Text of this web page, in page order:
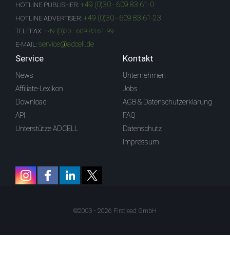
HOTLINE PUBLISHER: +49 (0)30 - 609 83 61-0
HOTLINE ADVERTISER: +49 (0)30 - 609 83 61-23
TELEFAX: +49 (0)30 - 609 83 61-99
E-MAIL: service@adcell.de
Service
News
Affiliate-Lexikon
Download
API
Unterstütze ADCELL
Kontakt
Unternehmen
Jobs
AGB & Datenschutzerklärung
FAQ
Datenschutz
Impressum
©2003 - 2026 Firstlead GmbH